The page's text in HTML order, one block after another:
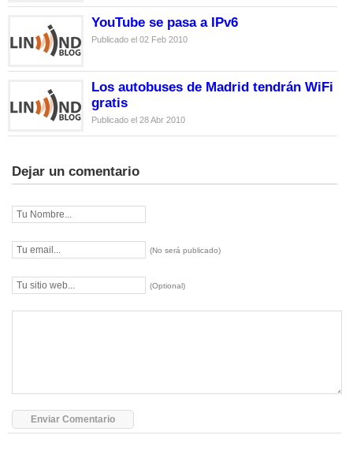
YouTube se pasa a IPv6
Publicado el 02 Feb 2010
Los autobuses de Madrid tendrán WiFi
gratis
Publicado el 28 Abr 2010
Dejar un comentario
(No será publicado)
(Optional)